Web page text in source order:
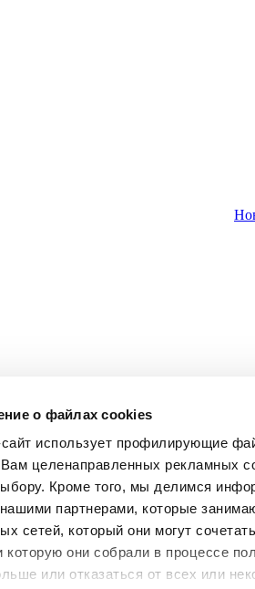
о файлах cookies
использует профилирующие
Вам целенаправленных рекламных
Кроме того, мы делимся
партнерами, которые
сетей, который они могут
которую они собрали в процессе
или отказаться от всех или